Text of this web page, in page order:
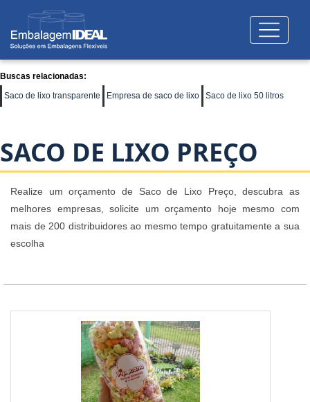
Buscas relacionadas:
Saco de lixo transparente
Empresa de saco de lixo Saco de lixo 50 litros
SACO DE LIXO PREÇO
Realize um orçamento de Saco de Lixo Preço, descubra as
melhores empresas, solicite um orçamento hoje mesmo com
mais de 200 distribuidores ao mesmo tempo gratuitamente a sua
escolha